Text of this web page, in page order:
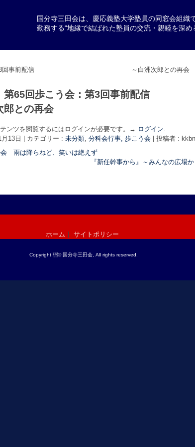
国分寺三田会は、慶応義塾大学塾員の同窓会組織
勤務する“地縁で結ばれた塾員の交流・親睦を深め
う会：第3回事前配信 ～白洲次郎との再会
】第65回歩こう会：第
郎との再会
ンツを閲覧するにはログインが必要です。→ ログイン.
13日
カテゴリー : 未分類, 分科会行事, 歩こう会
投稿者 :
雨は降らねど、笑いは絶えず
『新任幹事から』～みんなの広場
ホーム サイトポリシー
Copyright © 国分寺三田会, All rights reserved.